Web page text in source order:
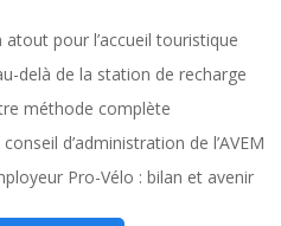
pour l’accueil touristique
delà de la station de recharge
méthode complète
d’administration de l’AVEM
Pro-Vélo : bilan et avenir